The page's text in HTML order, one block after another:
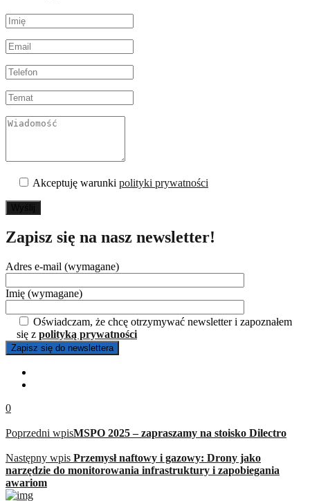
Akceptuję warunki polityki prywatności
Wyślij
Zapisz się na nasz newsletter!
Adres e-mail (wymagane)
Imię (wymagane)
Oświadczam, że chcę otrzymywać newsletter i zapoznałem
się z polityką prywatności
0
Poprzedni wpisMSPO 2025 – zapraszamy na stoisko Dilectro
Następny wpis Przemysł naftowy i gazowy: Drony jako
narzędzie do monitorowania infrastruktury i zapobiegania
awariom